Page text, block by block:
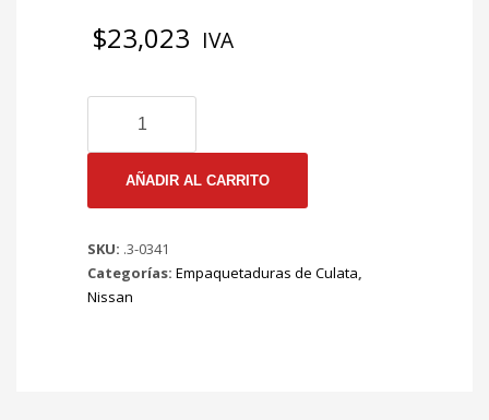
$23,023 IVA
EMP
CULATA
NISSAN
66/75
CHERRY
70/74
AÑADIR AL CARRITO
SKU: .3-0341
Categorías: Empaquetaduras de Culata,
Nissan